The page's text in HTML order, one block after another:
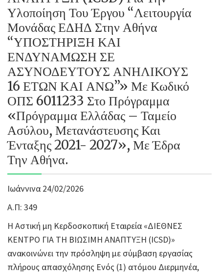
Υλοποίηση Του Έργου “Λειτουργία
Μονάδας ΕΔΗΔ Στην Αθήνα
“ΥΠΟΣΤΗΡΙΞΗ ΚΑΙ
ΕΝΔΥΝΑΜΩΣΗ ΣΕ
ΑΣΥΝΟΔΕΥΤΟΥΣ ΑΝΗΛΙΚΟΥΣ
16 ΕΤΩΝ ΚΑΙ ΑΝΩ”» Με Κωδικό
ΟΠΣ 6011233 Στο Πρόγραμμα
«Πρόγραμμα Ελλάδας – Ταμείο
Ασύλου, Μετανάστευσης Και
Ένταξης 2021- 2027», Με Έδρα
Την Αθήνα.
Ιωάννινα 24/02/2026
Α.Π: 349
Η Αστική μη Κερδοσκοπική Εταιρεία «ΔΙΕΘΝΕΣ
ΚΕΝΤΡΟ ΓΙΑ ΤΗ ΒΙΩΣΙΜΗ ΑΝΑΠΤΥΞΗ (ICSD)»
ανακοινώνει την πρόσληψη με σύμβαση εργασίας
πλήρους απασχόλησης Ενός (1) ατόμου Διερμηνέα,